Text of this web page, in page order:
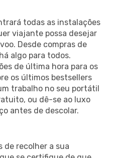
todas as instalações
viajante possa desejar
Desde compras de
algo para todos.
de última hora para os
os últimos bestsellers
trabalho no seu portátil
ou dê-se ao luxo
antes de descolar.
de recolher a sua